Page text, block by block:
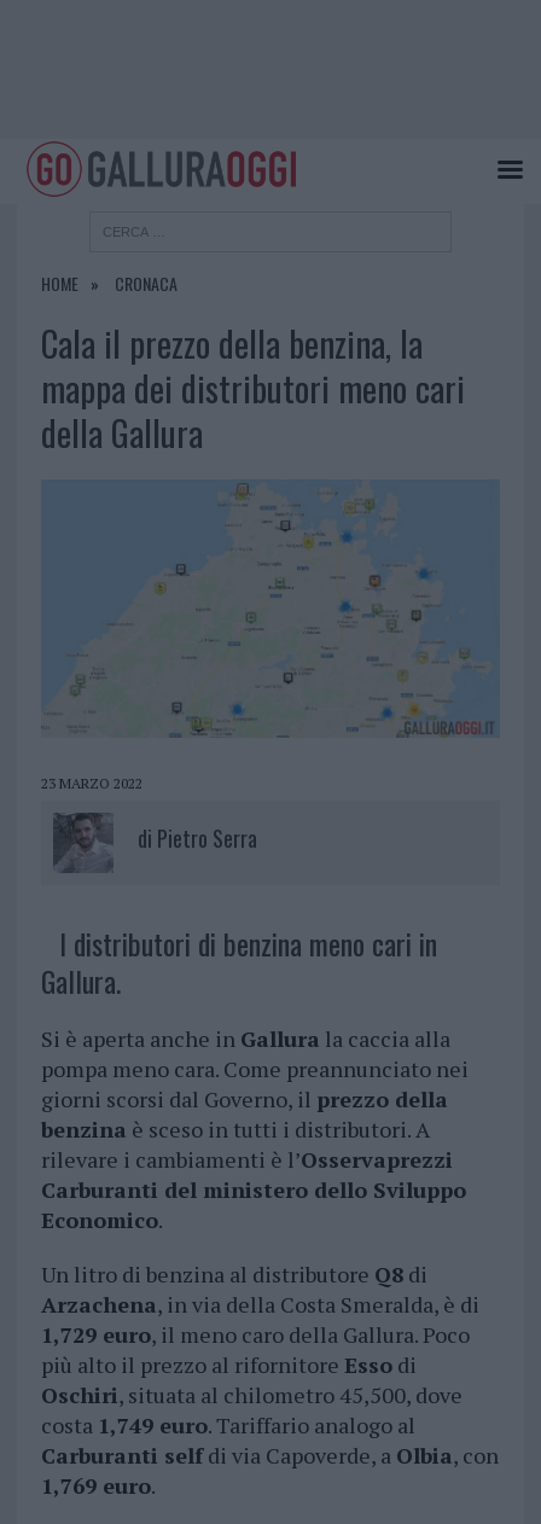
HOME CRONACA
Cala il prezzo della benzina, la
mappa dei distributori meno cari
della Gallura
23 MARZO 2022
di Pietro Serra
I distributori di benzina meno cari in
Gallura.
Si è aperta anche in Gallura la caccia alla
pompa meno cara. Come preannunciato nei
giorni scorsi dal Governo, il prezzo della
benzina è sceso in tutti i distributori. A
rilevare i cambiamenti è l’Osservaprezzi
Carburanti del ministero dello Sviluppo
Economico.
Un litro di benzina al distributore Q8di
Arzachena, in via della Costa Smeralda, è di
1,729 euro, il meno caro della Gallura. Poco
più alto il prezzo al rifornitore Essodi
Oschiri, situata al chilometro 45,500, dove
costa 1,749 euro. Tariffario analogo al
Carburanti selfdi via Capoverde, a Olbia, con
1,769 euro.